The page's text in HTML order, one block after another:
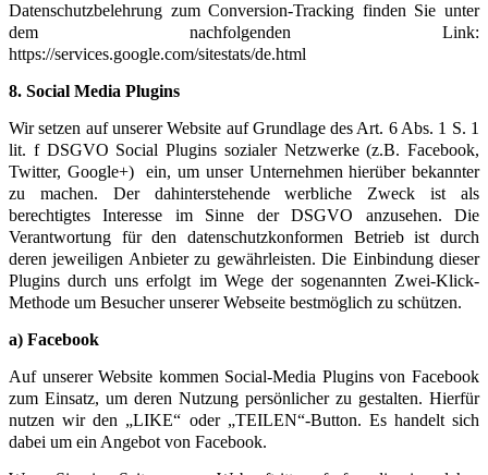
Datenschutzbelehrung zum Conversion-Tracking finden Sie unter
dem nachfolgenden Link:
https://services.google.com/sitestats/de.html
8. Social Media Plugins
Wir setzen auf unserer Website auf Grundlage des Art. 6 Abs. 1 S. 1
lit. f DSGVO Social Plugins sozialer Netzwerke (z.B. Facebook,
Twitter, Google+)
ein, um unser Unternehmen hierüber bekannter
zu machen. Der dahinterstehende werbliche Zweck ist als
berechtigtes Interesse im Sinne der DSGVO anzusehen. Die
Verantwortung für den datenschutzkonformen Betrieb ist durch
deren jeweiligen Anbieter zu gewährleisten. Die Einbindung dieser
Plugins durch uns erfolgt im Wege der sogenannten Zwei-Klick-
Methode um Besucher unserer Webseite bestmöglich zu schützen.
a) Facebook
Auf unserer Website kommen Social-Media Plugins von Facebook
zum Einsatz, um deren Nutzung persönlicher zu gestalten. Hierfür
nutzen wir den „LIKE“ oder „TEILEN“-Button. Es handelt sich
dabei um ein Angebot von Facebook.